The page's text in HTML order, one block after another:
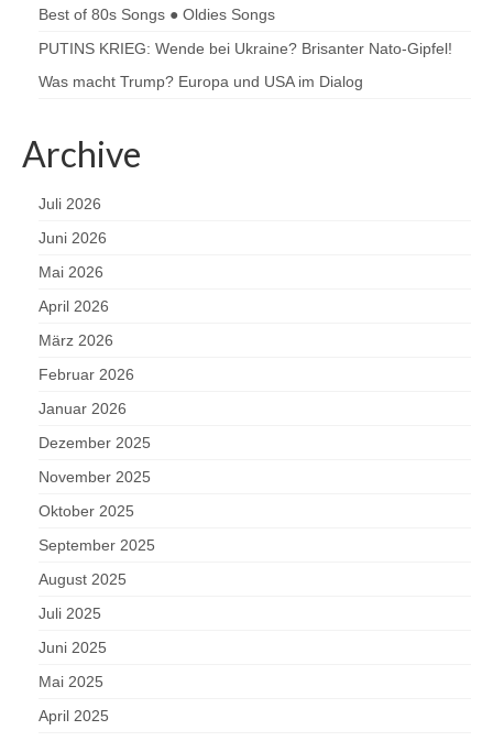
Best of 80s Songs ● Oldies Songs
PUTINS KRIEG: Wende bei Ukraine? Brisanter Nato-Gipfel!
Was macht Trump? Europa und USA im Dialog
Archive
Juli 2026
Juni 2026
Mai 2026
April 2026
März 2026
Februar 2026
Januar 2026
Dezember 2025
November 2025
Oktober 2025
September 2025
August 2025
Juli 2025
Juni 2025
Mai 2025
April 2025